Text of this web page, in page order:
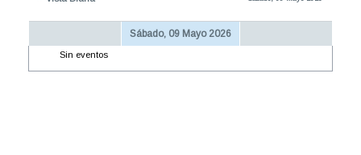
Sábado, 09 Mayo 2026
Sin eventos